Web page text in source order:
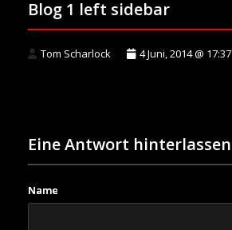
Blog 1 left sidebar
Tom Scharlock 4 Juni, 2014 @ 17:37
Eine Antwort hinterlassen
Name